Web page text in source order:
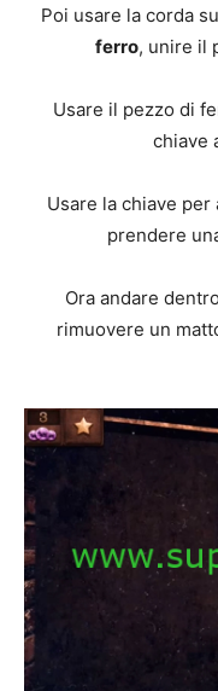
Poi usare la corda
ferro, unire il
Usare il pezzo di
chiave
Usare la chiave
prendere
Ora andare
rimuovere un